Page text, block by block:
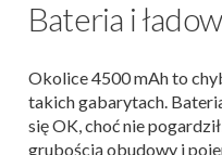
Bateria i
Okolice 4500 mAh to
takich gabarytach.
się OK, choć nie
grubością obudowy i